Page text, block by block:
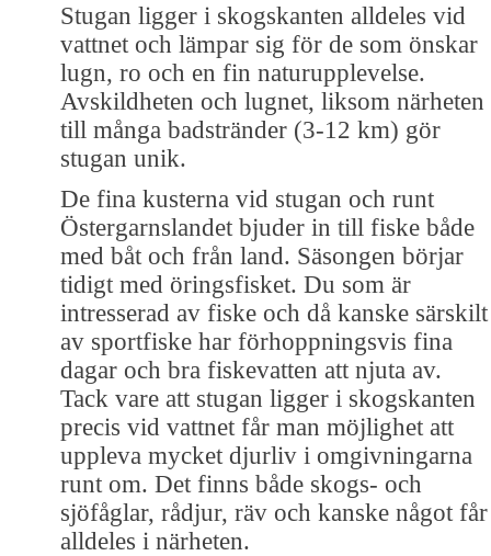
Stugan ligger i skogskanten alldeles vid
vattnet och lämpar sig för de som önskar
lugn, ro och en fin naturupplevelse.
Avskildheten och lugnet, liksom närheten
till många badstränder (3-12 km) gör
stugan unik.
De fina kusterna vid stugan och runt
Östergarnslandet bjuder in till fiske både
med båt och från land. Säsongen börjar
tidigt med öringsfisket. Du som är
intresserad av fiske och då kanske särskilt
av sportfiske har förhoppningsvis fina
dagar och bra fiskevatten att njuta av.
Tack vare att stugan ligger i skogskanten
precis vid vattnet får man möjlighet att
uppleva mycket djurliv i omgivningarna
runt om. Det finns både skogs- och
sjöfåglar, rådjur, räv och kanske något får
alldeles i närheten.